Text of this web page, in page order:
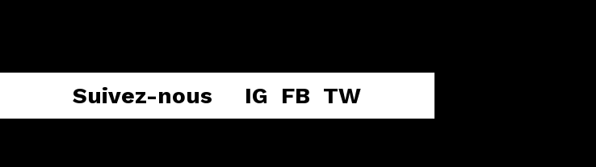
Suivez-nous IG FB TW